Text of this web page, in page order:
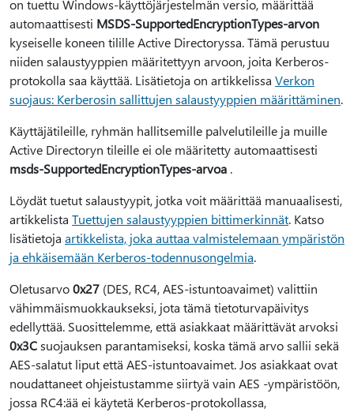
on tuettu Windows-käyttöjärjestelmän versio, määrittää
automaattisesti MSDS-SupportedEncryptionTypes-arvon
kyseiselle koneen tilille Active Directoryssa. Tämä perustuu
niiden salaustyyppien määritettyyn arvoon, joita Kerberos-
protokolla saa käyttää. Lisätietoja on artikkelissa Verkon
suojaus: Kerberosin sallittujen salaustyyppien määrittäminen.
Käyttäjätileille, ryhmän hallitsemille palvelutileille ja muille
Active Directoryn tileille ei ole määritetty automaattisesti
msds-SupportedEncryptionTypes-arvoa .
Löydät tuetut salaustyypit, jotka voit määrittää manuaalisesti,
artikkelista Tuettujen salaustyyppien bittimerkinnät. Katso
lisätietoja artikkelista, joka auttaa valmistelemaan ympäristön
ja ehkäisemään Kerberos-todennusongelmia.
Oletusarvo0x27 (DES, RC4, AES-istuntoavaimet) valittiin
vähimmäismuokkaukseksi, jota tämä tietoturvapäivitys
edellyttää. Suosittelemme, että asiakkaat määrittävät arvoksi
0x3Csuojauksen parantamiseksi, koska tämä arvo sallii sekä
AES-salatut liput että AES-istuntoavaimet. Jos asiakkaat ovat
noudattaneet ohjeistustamme siirtyä vain AES -ympäristöön,
jossa RC4:ää ei käytetä Kerberos-protokollassa,